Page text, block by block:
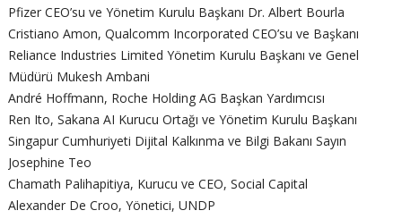
Pfizer CEO’su ve Yönetim Kurulu Başkanı Dr. Albert Bourla
Cristiano Amon, Qualcomm Incorporated CEO’su ve Başkanı
Reliance Industries Limited Yönetim Kurulu Başkanı ve Genel
Müdürü Mukesh Ambani
André Hoffmann, Roche Holding AG Başkan Yardımcısı
Ren Ito, Sakana AI Kurucu Ortağı ve Yönetim Kurulu Başkanı
Singapur Cumhuriyeti Dijital Kalkınma ve Bilgi Bakanı Sayın
Josephine Teo
Chamath Palihapitiya, Kurucu ve CEO, Social Capital
Alexander De Croo, Yönetici, UNDP